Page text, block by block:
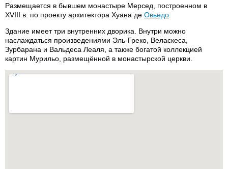
Размещается в бывшем монастыре Мерсед, построенном в
XVIII в. по проекту архитектора Хуана де Овьедо.
Здание имеет три внутренних дворика. Внутри можно
наслаждаться произведениями Эль-Греко, Веласкеса,
Зурбарана и Вальдеса Леаля, а также богатой коллекцией
картин Мурильо, размещённой в монастырской церкви.